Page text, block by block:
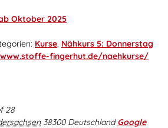
Oktober 2025
Kurse, Nähkurs 5: Donnerstag
fingerhut.de/naehkurse/
28
38300 Deutschland Google